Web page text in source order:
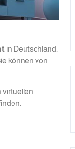
in Deutschland.
können von
virtuellen